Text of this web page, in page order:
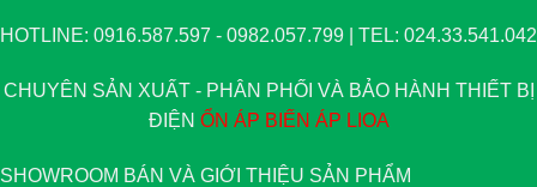
HOTLINE: 0916.587.597 - 0982.057.799 | TEL: 024.33.541.042
CHUYÊN SẢN XUẤT - PHÂN PHỐI VÀ BẢO HÀNH THIẾT BỊ
ĐIỆN ỔN ÁP BIẾN ÁP LIOA
SHOWROOM BÁN VÀ GIỚI THIỆU SẢN PHẨM